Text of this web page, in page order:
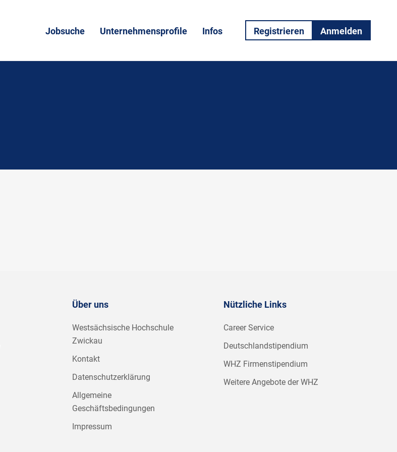
Jobsuche Unternehmensprofile Infos Registrieren Anmelden
Über uns
Westsächsische Hochschule
Zwickau
Kontakt
Datenschutzerklärung
Allgemeine
Geschäftsbedingungen
Impressum
Nützliche Links
Career Service
Deutschlandstipendium
WHZ Firmenstipendium
Weitere Angebote der WHZ